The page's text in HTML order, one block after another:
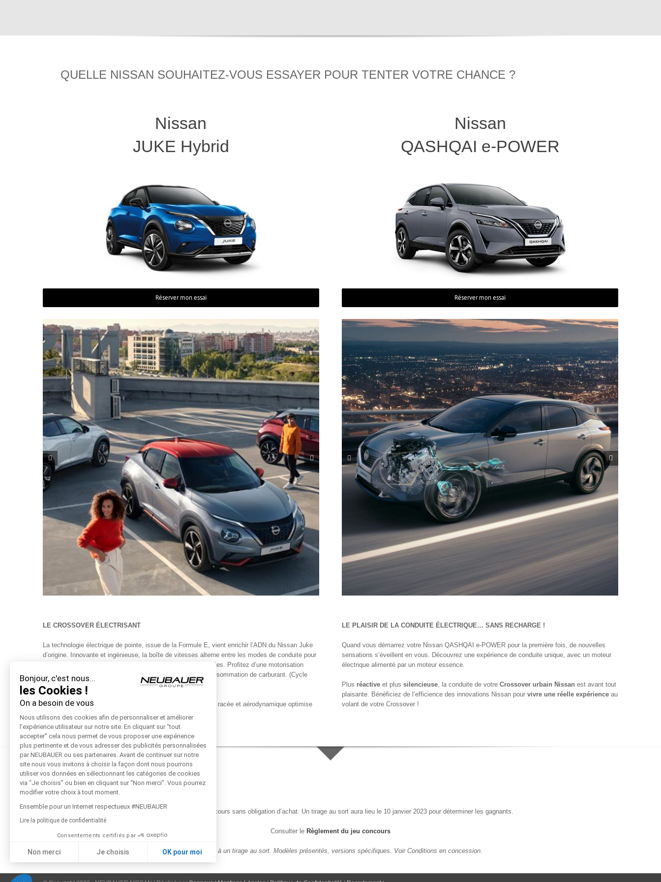
QUELLE NISSAN SOUHAITEZ-VOUS ESSAYER POUR TENTER VOTRE CHANCE ?
Nissan
JUKE Hybrid
Réserver mon essai
LE CROSSOVER ÉLECTRISANT
La technologie électrique de pointe, issue de la Formule E, vient enrichir l’ADN du Nissan Juke
d’origine. Innovante et ingénieuse, la boîte de vitesses alterne entre les modes de conduite pour
répondre parfaitement aux conditions de circulation rencontrées. Profitez d’une motorisation
puissante, réactive et silencieuse tout en réduisant votre consommation de carburant. (Cycle
mixte WLTP 5 L/100 km).
Le design du Nissan Juke est audacieux, tandis que sa ligne racée et aérodynamique optimise
votre consommation de carburant et le silence à bord.
Nissan
QASHQAI e-POWER
Réserver mon essai
LE PLAISIR DE LA CONDUITE ÉLECTRIQUE… SANS RECHARGE !
Quand vous démarrez votre Nissan QASHQAI e-POWER pour la première fois, de nouvelles
sensations s’éveillent en vous. Découvrez une expérience de conduite unique, avec un moteur
électrique alimenté par un moteur essence.
Plus réactiveet plussilencieuse, la conduite de votreCrossover urbain Nissan est avant tout
plaisante. Bénéficiez de l’efficience des innovations Nissan pourvivre une réelle expérience au
volant de votre Crossover !
Participation au jeu concours sans obligation d’achat. Un tirage au sort aura lieu le 10 janvier 2023 pour déterminer les gagnants.
Consulter le Règlement du jeu concours
* Jeu soumis à un tirage au sort. Modèles présentés, versions spécifiques. Voir Conditions en concession.
Bonjour, c'est nous...
les Cookies !
On a besoin de vous
Nous utilisons des cookies afin de personnaliser et améliorer
l’expérience utilisateur sur notre site. En cliquant sur “tout
accepter'' cela nous permet de vous proposer une expérience
plus pertinente et de vous adresser des publicités personnalisées
par NEUBAUER ou ses partenaires. Avant de continuer sur notre
site nous vous invitons à choisir la façon dont nous pourrons
utiliser vos données en sélectionnant les catégories de cookies
via “Je choisis” ou bien en cliquant sur “Non merci”. Vous pourrez
modifier votre choix à tout moment.
Ensemble pour un Internet respectueux #NEUBAUER
Lire la politique de confidentialité
Consentements certifiés par
Non merci Je choisis OK pour moi
Plateforme de Gestion du Consentement : Personnalisez vos Options